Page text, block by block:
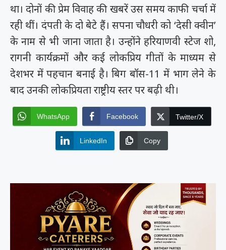
था। दोनों की प्रेम विवाह की खबरें उस समय काफी चर्चा में
रही थीं। दंपती के दो बेटे हैं। सपना चौधरी को ‘देसी क्वीन’
के नाम से भी जाना जाता है। उन्होंने हरियाणवी स्टेज शो,
रागनी कार्यक्रमों और कई लोकप्रिय गीतों के माध्यम से
देशभर में पहचान बनाई है। बिग बॉस-11 में भाग लेने के
बाद उनकी लोकप्रियता राष्ट्रीय स्तर पर बढ़ी थी।
WhatsApp Facebook Twitter/X
LinkedIn Copy